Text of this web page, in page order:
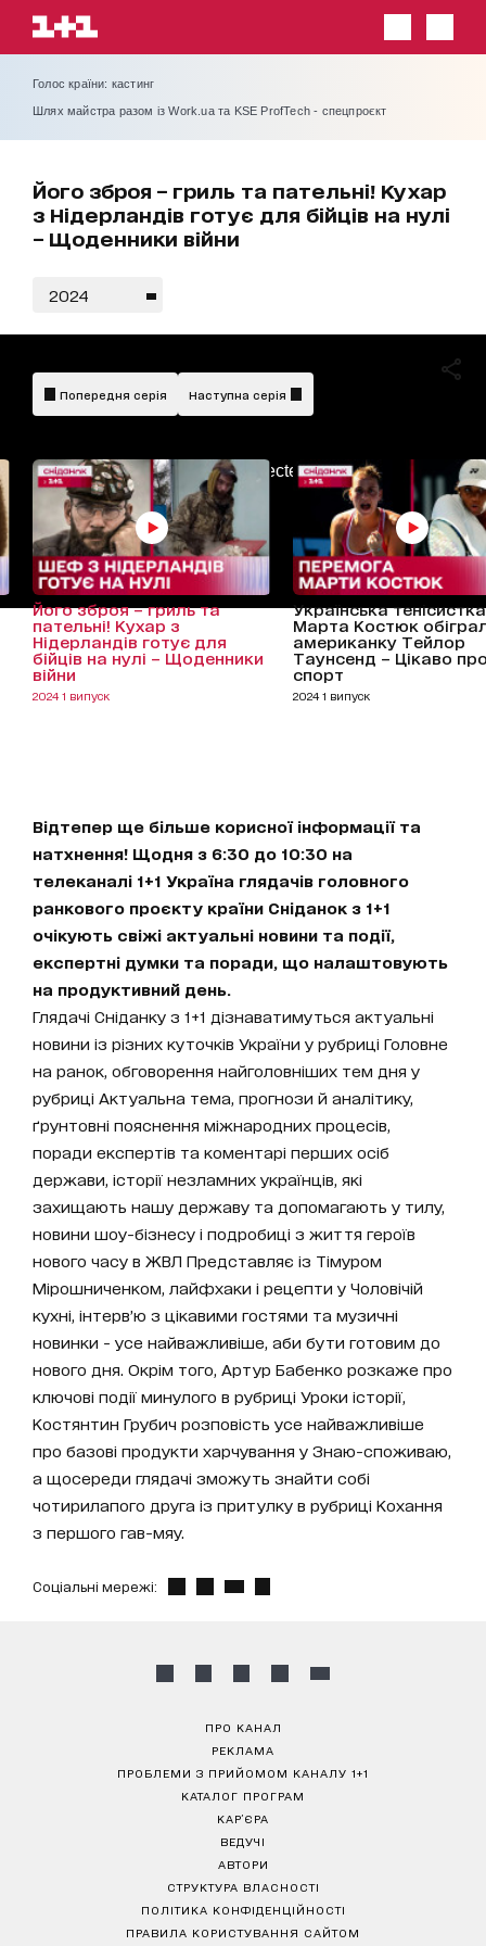
Голос країни: кастинг
Шлях майстра разом із Work.ua та KSE ProfTech - спецпроєкт
Його зброя – гриль та пательні! Кухар
з Нідерландів готує для бійців на нулі
– Щоденники війни
2024
AdBlockDetected!
Попередня серія Наступна серія
Його зброя – гриль та
пательні! Кухар з
Нідерландів готує для
бійців на нулі – Щоденники
війни
2024 1 випуск
Українська тенісистка
Марта Костюк
американку Тейлор
Таунсенд – Цікаво
спорт
2024 1 випуск
Відтепер ще більше корисної інформації та
натхнення! Щодня з 6:30 до 10:30 на
телеканалі 1+1 Україна глядачів головного
ранкового проєкту країни Сніданок з 1+1
очікують свіжі актуальні новини та події,
експертні думки та поради, що налаштовують
на продуктивний день.
Глядачі Сніданку з 1+1 дізнаватимуться актуальні
новини із різних куточків України у рубриці Головне
на ранок, обговорення найголовніших тем дня у
рубриці Актуальна тема, прогнози й аналітику,
ґрунтовні пояснення міжнародних процесів,
поради експертів та коментарі перших осіб
держави, історії незламних українців, які
захищають нашу державу та допомагають у тилу,
новини шоу-бізнесу і подробиці з життя героїв
нового часу в ЖВЛ Представляє із Тімуром
Мірошниченком, лайфхаки і рецепти у Чоловічій
кухні, інтерв’ю з цікавими гостями та музичні
новинки - усе найважливіше, аби бути готовим до
нового дня. Окрім того, Артур Бабенко розкаже про
ключові події минулого в рубриці Уроки історії,
Костянтин Грубич розповість усе найважливіше
про базові продукти харчування у Знаю-споживаю,
а щосереди глядачі зможуть знайти собі
чотирилапого друга із притулку в рубриці Кохання
з першого гав-мяу.
Соціальні мережі:
ПРО КАНАЛ
РЕКЛАМА
ПРОБЛЕМИ З ПРИЙОМОМ КАНАЛУ 1+1
КАТАЛОГ ПРОГРАМ
КАР’ЄРА
ВЕДУЧІ
АВТОРИ
СТРУКТУРА ВЛАСНОСТІ
ПОЛІТИКА КОНФІДЕНЦІЙНОСТІ
ПРАВИЛА КОРИСТУВАННЯ САЙТОМ